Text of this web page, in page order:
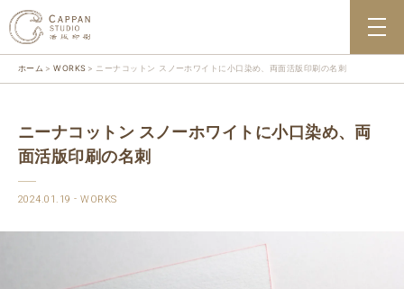
ホーム WORKS ニーナコットン スノーホワイトに小口染め、両面活版印刷の名刺
ニーナコットン スノーホワイトに小口染め、両
面活版印刷の名刺
2024.01.19 WORKS